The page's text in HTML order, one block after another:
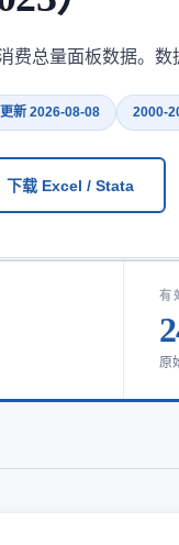
费总量面板数据。数
更新 2026-08-08 2000-
下载 Excel / Stata
有
原